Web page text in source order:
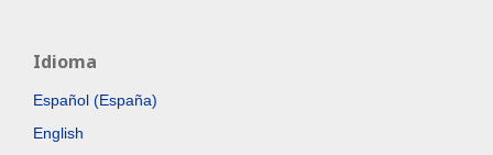
Idioma
Español (España)
English